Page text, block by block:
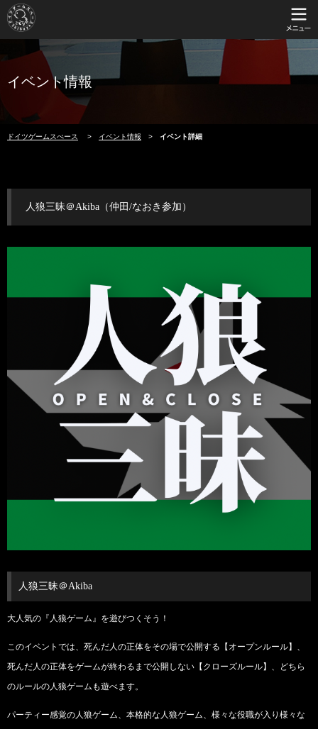
イベント情報
ドイツゲームスぺース イベント情報 イベント詳細
人狼三昧＠Akiba（仲田/なおき参加）
人狼三昧＠Akiba
大人気の『人狼ゲーム』を遊びつくそう！
このイベントでは、死んだ人の正体をその場で公開する【オープンルール】、
死んだ人の正体をゲームが終わるまで公開しない【クローズルール】、どちら
のルールの人狼ゲームも遊べます。
パーティー感覚の人狼ゲーム、本格的な人狼ゲーム、様々な役職が入り様々な